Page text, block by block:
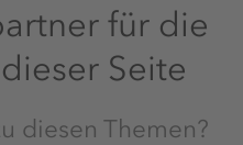
für die
Seite
diesen Themen?